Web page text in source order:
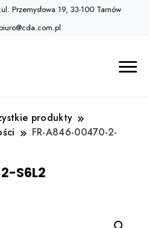
Przemysłowa 19, 33-100 Tarnów
produkty
FR-A846-00470-2-
S6L2